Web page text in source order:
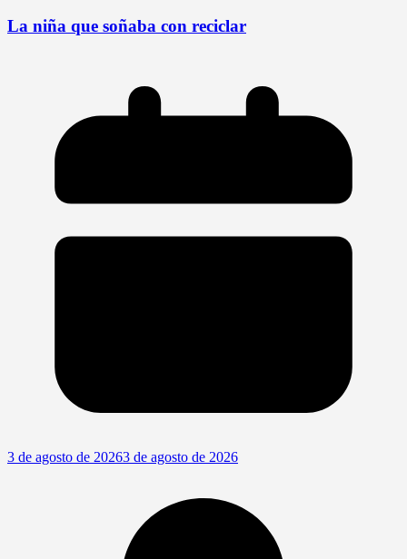
La niña que soñaba con reciclar
3 de agosto de 20263 de agosto de 2026